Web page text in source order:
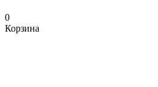
0
Корзина